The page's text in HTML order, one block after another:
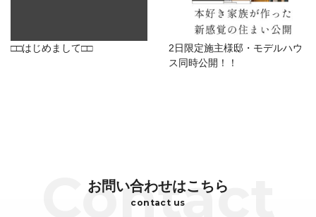
□□はじめまして□□
2日限定施主様邸・モデルハウ
ス同時公開！！
お問い合わせはこちら
contact us